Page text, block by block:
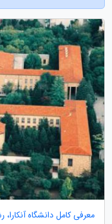
معرفی کامل دانشگاه